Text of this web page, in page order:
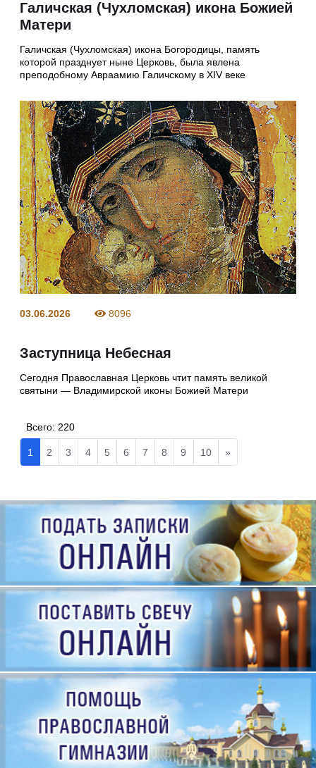
Галичская (Чухломская) икона Божией
Матери
Галичская (Чухломская) икона Богородицы, память
которой празднует ныне Церковь, была явлена
преподобному Авраамию Галичскому в XIV веке
03.06.2026 8096
Заступница Небесная
Сегодня Православная Церковь чтит память великой
святыни — Владимирской иконы Божией Матери
Всего:220
1 2 3 4 5 6 7 8 9 10 »